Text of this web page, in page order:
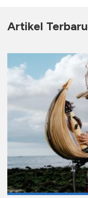
Artikel Terbaru